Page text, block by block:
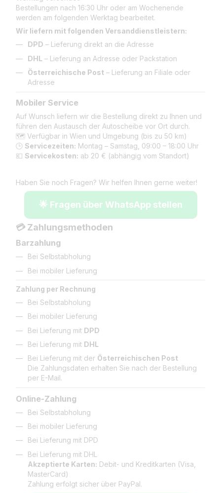
Bestellungen nach 16:30 Uhr oder am Wochenende
werden am folgenden Werktag bearbeitet.
Wir liefern mit folgenden Versanddienstleistern:
DPD – Lieferung direkt an die Adresse
DHL – Lieferung an Adresse oder Packstation
Österreichische Post – Lieferung an Filiale oder
Adresse
Mobiler Service
Auf Wunsch liefern wir die Bestellung direkt zu Ihnen und
führen den Austausch der Autoscheibe vor Ort durch.
🗺️ Verfügbar in Wien und Umgebung (bis zu 50 km)
🕒 Servicezeiten: Montag – Samstag, 09:00 – 18:00 Uhr
💶 Servicekosten: ab 20 € (abhängig vom Standort)
Haben Sie noch Fragen? Wir helfen Ihnen gerne weiter!
🌟 Fragen über WhatsApp stellen
💳 Zahlungsmethoden
Barzahlung
Bei Selbstabholung
Bei mobiler Lieferung
Zahlung per Rechnung
Bei Selbstabholung
Bei mobiler Lieferung
Bei Lieferung mit DPD
Bei Lieferung mit DHL
Bei Lieferung mit der Österreichischen Post
Die Zahlungsdaten erhalten Sie nach der Bestellung
per E-Mail.
Online-Zahlung
Bei Selbstabholung
Bei mobiler Lieferung
Bei Lieferung mit DPD
Bei Lieferung mit DHL
Akzeptierte Karten: Debit- und Kreditkarten (Visa,
MasterCard)
Zahlung erfolgt sicher über PayPal.